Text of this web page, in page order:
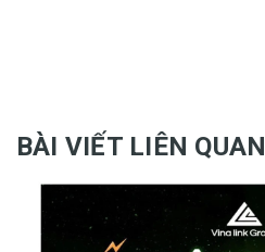
BÀI VIẾT LIÊN QUAN